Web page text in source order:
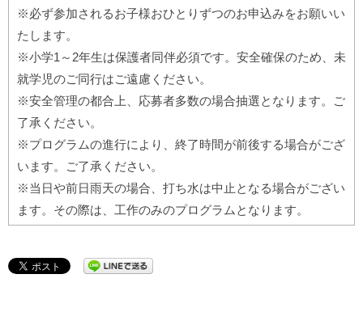
※必ず参加されるお子様おひとりずつのお申込みをお願いい
たします。
※小学1～2年生は保護者同伴必須です。安全確保のため、未
就学児のご同行はご遠慮ください。
※安全管理の都合上、応募者多数の場合抽選となります。ご
了承ください。
※プログラムの進行により、終了時間が前後する場合がござ
います。ご了承ください。
※当日や前日雨天の場合、打ち水は中止となる場合がござい
ます。その際は、工作のみのプログラムとなります。